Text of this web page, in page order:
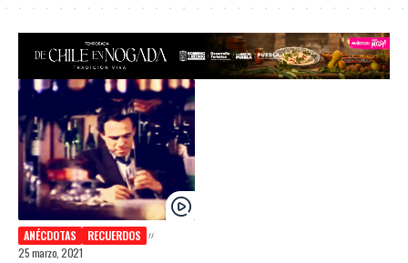
ANÉCDOTAS
RECUERDOS
25 marzo, 2021